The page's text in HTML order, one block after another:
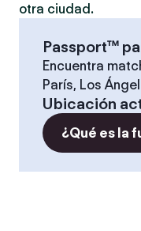
otra ciudad.
Passport™
Encuentra
París, Los
Ubicación
¿Qué es la